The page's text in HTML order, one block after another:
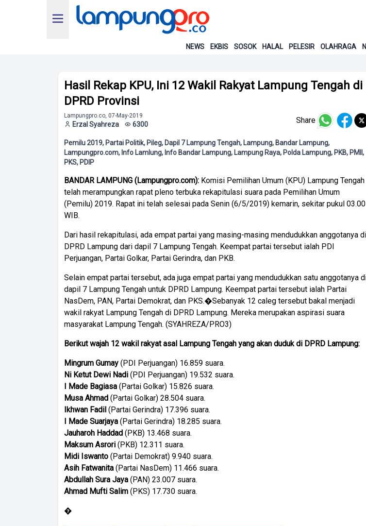
NEWS EKBIS SOSOK HALAL PELESIR OLAHRAGA
Hasil Rekap KPU, Ini 12 Wakil Rakyat Lampung Tengah di
DPRD Provinsi
Lampungpro.co, 07-May-2019
Erzal Syahreza 6300 Share
Pemilu 2019, Partai Politik, Pileg, Dapil 7 Lampung Tengah, Lampung, Bandar Lampung,
Lampungpro.com, Info Lamlung, Info Bandar Lampung, Lampung Raya, Polda Lampung, PKB, PMII,
PKS, PDIP
BANDAR LAMPUNG (Lampungpro.com): Komisi Pemilihan Umum (KPU) Lampung Tengah
telah merampungkan rapat pleno terbuka rekapitulasi suara pada Pemilihan Umum
(Pemilu) 2019. Rapat ini telah selesai pada Senin (6/5/2019) kemarin, sekitar pukul 03.00
WIB.
Dari hasil rekapitulasi, ada empat partai yang masing-masing mendudukkan anggotanya di
DPRD Lampung dari dapil 7 Lampung Tengah. Keempat partai tersebut ialah PDI
Perjuangan, Partai Golkar, Partai Gerindra, dan PKB.
Selain empat partai tersebut, ada juga empat partai yang mendudukkan satu anggotanya
dapil 7 Lampung Tengah untuk DPRD Lampung. Keempat partai tersebut ialah Partai
NasDem, PAN, Partai Demokrat, dan PKS.�Sebanyak 12 caleg tersebut bakal menjadi
wakil rakyat Lampung Tengah di DPRD Lampung. Mereka merupakan aspirasi suara
masyarakat Lampung Tengah. (SYAHREZA/PRO3)
Berikut wajah 12 wakil rakyat asal Lampung Tengah yang akan duduk di DPRD Lampung:
Mingrum Gumay (PDI Perjuangan) 16.859 suara.
Ni Ketut Dewi Nadi (PDI Perjuangan) 19.532 suara.
I Made Bagiasa (Partai Golkar) 15.826 suara.
Musa Ahmad (Partai Golkar) 28.504 suara.
Ikhwan Fadil (Partai Gerindra) 17.396 suara.
I Made Suarjaya (Partai Gerindra) 18.285 suara.
Jauharoh Haddad (PKB) 13.468 suara.
Maksum Asrori (PKB) 12.311 suara.
Midi Iswanto (Partai Demokrat) 9.940 suara.
Asih Fatwanita (Partai NasDem) 11.466 suara.
Abdullah Sura Jaya (PAN) 23.007 suara.
Ahmad Mufti Salim (PKS) 17.730 suara.
�